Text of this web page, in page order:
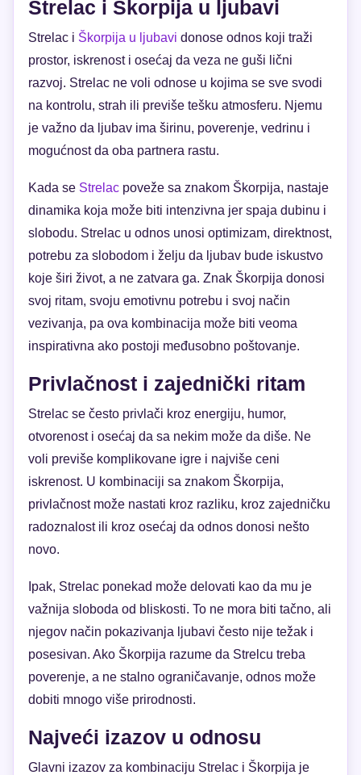
Strelac i Škorpija u ljubavi
Strelac i Škorpija u ljubavi donose odnos koji traži
prostor, iskrenost i osećaj da veza ne guši lični
razvoj. Strelac ne voli odnose u kojima se sve svodi
na kontrolu, strah ili previše tešku atmosferu. Njemu
je važno da ljubav ima širinu, poverenje, vedrinu i
mogućnost da oba partnera rastu.
Kada se Strelac poveže sa znakom Škorpija, nastaje
dinamika koja može biti intenzivna jer spaja dubinu i
slobodu. Strelac u odnos unosi optimizam, direktnost,
potrebu za slobodom i želju da ljubav bude iskustvo
koje širi život, a ne zatvara ga. Znak Škorpija donosi
svoj ritam, svoju emotivnu potrebu i svoj način
vezivanja, pa ova kombinacija može biti veoma
inspirativna ako postoji međusobno poštovanje.
Privlačnost i zajednički ritam
Strelac se često privlači kroz energiju, humor,
otvorenost i osećaj da sa nekim može da diše. Ne
voli previše komplikovane igre i najviše ceni
iskrenost. U kombinaciji sa znakom Škorpija,
privlačnost može nastati kroz razliku, kroz zajedničku
radoznalost ili kroz osećaj da odnos donosi nešto
novo.
Ipak, Strelac ponekad može delovati kao da mu je
važnija sloboda od bliskosti. To ne mora biti tačno, ali
njegov način pokazivanja ljubavi često nije težak i
posesivan. Ako Škorpija razume da Strelcu treba
poverenje, a ne stalno ograničavanje, odnos može
dobiti mnogo više prirodnosti.
Najveći izazov u odnosu
Glavni izazov za kombinaciju Strelac i Škorpija je